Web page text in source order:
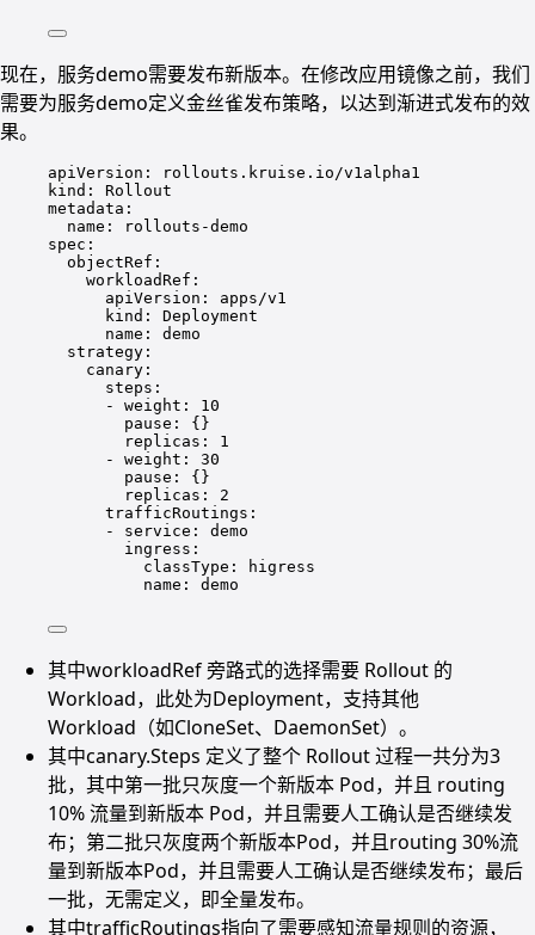
现在，服务demo需要发布新版本。在修改应用镜像之前，我们
需要为服务demo定义金丝雀发布策略，以达到渐进式发布的效
果。
apiVersion: rollouts.kruise.io/v1alpha1
kind: Rollout
metadata:
name: rollouts-demo
spec:
objectRef:
workloadRef:
apiVersion: apps/v1
kind: Deployment
name: demo
strategy:
canary:
steps:
- weight: 10
pause: {}
replicas: 1
- weight: 30
pause: {}
replicas: 2
trafficRoutings:
- service: demo
ingress:
classType: higress
name: demo
其中workloadRef 旁路式的选择需要 Rollout 的
Workload，此处为Deployment，支持其他
Workload（如CloneSet、DaemonSet）。
其中canary.Steps 定义了整个 Rollout 过程一共分为3
批，其中第一批只灰度一个新版本 Pod，并且 routing
10% 流量到新版本 Pod，并且需要人工确认是否继续发
布；第二批只灰度两个新版本Pod，并且routing 30%流
量到新版本Pod，并且需要人工确认是否继续发布；最后
一批，无需定义，即全量发布。
其中trafficRoutings指向了需要感知流量规则的资源，